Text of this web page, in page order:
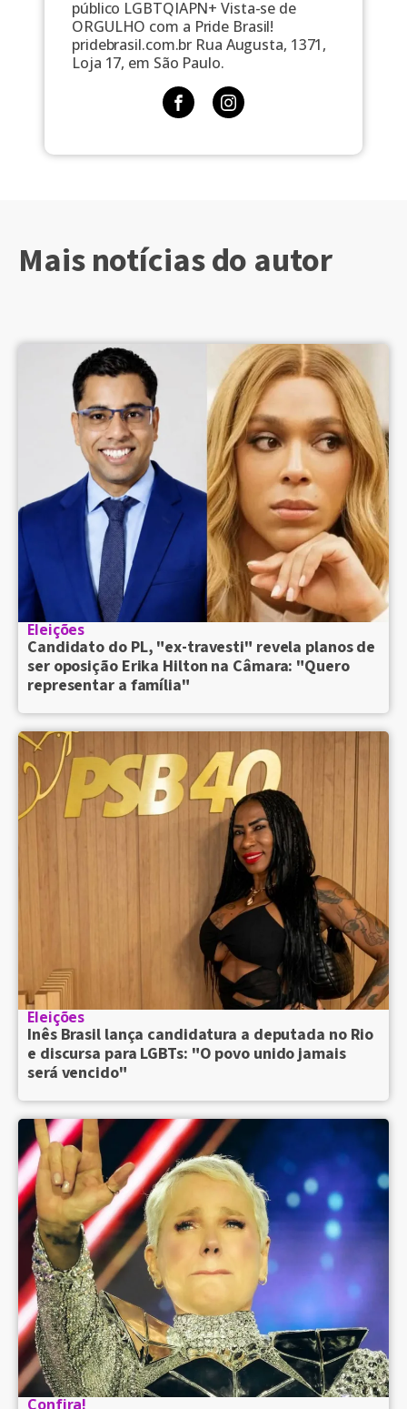
público LGBTQIAPN+ Vista-se de
ORGULHO com a Pride Brasil!
pridebrasil.com.br Rua Augusta, 1371,
Loja 17, em São Paulo.
Mais notícias do autor
Eleições
Candidato do PL, "ex-travesti" revela planos de
ser oposição Erika Hilton na Câmara: "Quero
representar a família"
Eleições
Inês Brasil lança candidatura a deputada no Rio
e discursa para LGBTs: "O povo unido jamais
será vencido"
Confira!